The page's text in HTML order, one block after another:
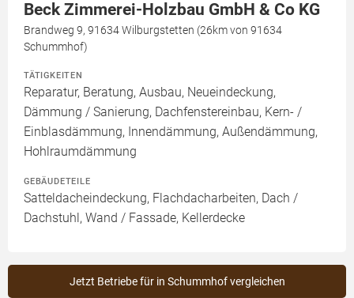
Beck Zimmerei-Holzbau GmbH & Co KG
Brandweg 9, 91634 Wilburgstetten (26km von 91634
Schummhof)
TÄTIGKEITEN
Reparatur, Beratung, Ausbau, Neueindeckung,
Dämmung / Sanierung, Dachfenstereinbau, Kern- /
Einblasdämmung, Innendämmung, Außendämmung,
Hohlraumdämmung
GEBÄUDETEILE
Satteldacheindeckung, Flachdacharbeiten, Dach /
Dachstuhl, Wand / Fassade, Kellerdecke
Jetzt Betriebe für in Schummhof vergleichen